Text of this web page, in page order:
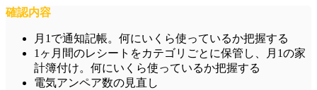
確認内容
月1で通知記帳。何にいくら使っているか把握する
1ヶ月間のレシートをカテゴリごとに保管し、月1の家
計簿付け。何にいくら使っているか把握する
電気アンペア数の見直し